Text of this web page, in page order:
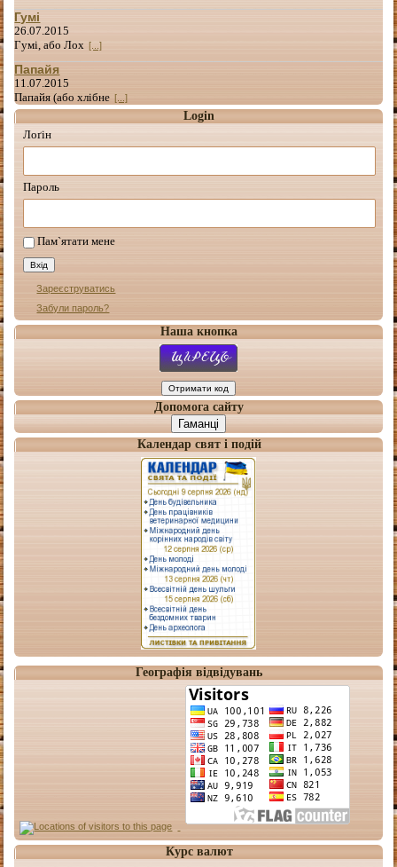
Гумі
26.07.2015
Гумі, або Лох [...]
Папайя
11.07.2015
Папайя (або хлібне [...]
Login
Лоґін
Пароль
Пам`ятати мене
Зареєструватись
Забули пароль?
Наша кнопка
Допомога сайту
Гаманці
Календар свят і подій
Географія відвідувань
Курс валют